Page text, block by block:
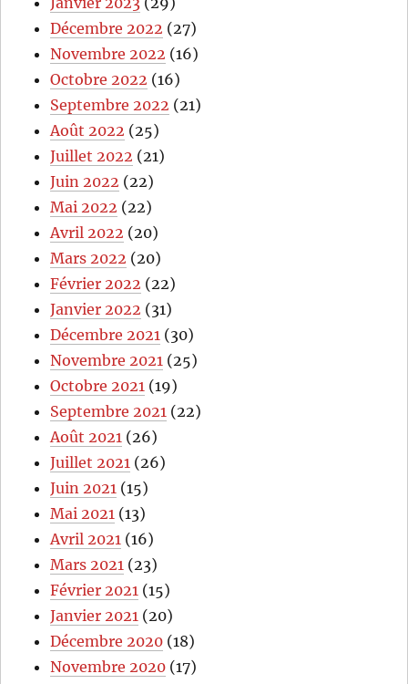
Décembre 2022 (27)
Novembre 2022 (16)
Octobre 2022 (16)
Septembre 2022 (21)
Août 2022 (25)
Juillet 2022 (21)
Juin 2022 (22)
Mai 2022 (22)
Avril 2022 (20)
Mars 2022 (20)
Février 2022 (22)
Janvier 2022 (31)
Décembre 2021 (30)
Novembre 2021 (25)
Octobre 2021 (19)
Septembre 2021 (22)
Août 2021 (26)
Juillet 2021 (26)
Juin 2021 (15)
Mai 2021 (13)
Avril 2021 (16)
Mars 2021 (23)
Février 2021 (15)
Janvier 2021 (20)
Décembre 2020 (18)
Novembre 2020 (17)